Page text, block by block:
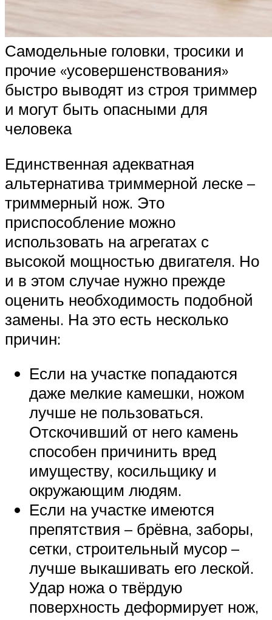
Самодельные головки, тросики и
прочие «усовершенствования»
быстро выводят из строя триммер
и могут быть опасными для
человека
Единственная адекватная
альтернатива триммерной леске –
триммерный нож. Это
приспособление можно
использовать на агрегатах с
высокой мощностью двигателя. Но
и в этом случае нужно прежде
оценить необходимость подобной
замены. На это есть несколько
причин:
Если на участке попадаются
даже мелкие камешки, ножом
лучше не пользоваться.
Отскочивший от него камень
способен причинить вред
имуществу, косильщику и
окружающим людям.
Если на участке имеются
препятствия – брёвна, заборы,
сетки, строительный мусор –
лучше выкашивать его леской.
Удар ножа о твёрдую
поверхность деформирует нож,